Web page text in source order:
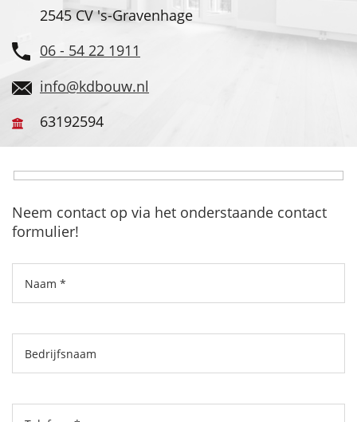
2545 CV 's-Gravenhage
06 - 54 22 1911
info@kdbouw.nl
63192594
Neem contact op via het onderstaande contact
formulier!